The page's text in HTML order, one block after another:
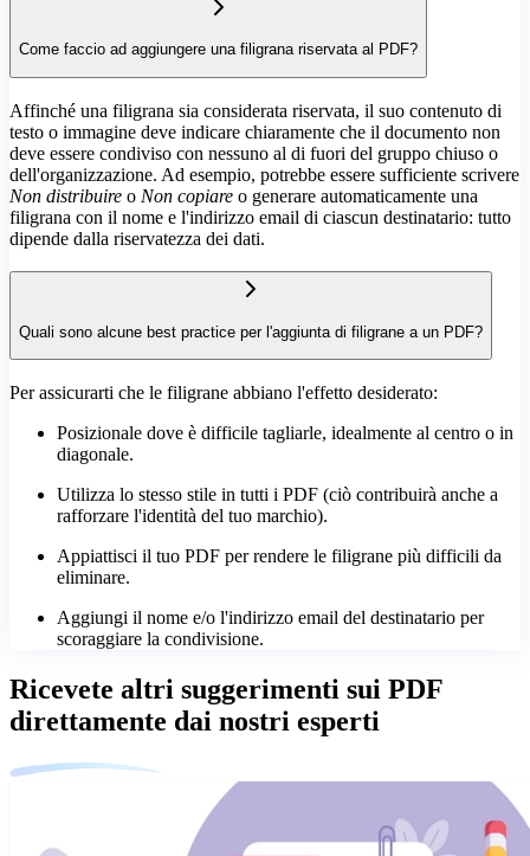
Come faccio ad aggiungere una filigrana riservata al PDF?
Affinché una filigrana sia considerata riservata, il suo contenuto di
testo o immagine deve indicare chiaramente che il documento non
deve essere condiviso con nessuno al di fuori del gruppo chiuso o
dell'organizzazione. Ad esempio, potrebbe essere sufficiente scrivere
Non distribuire o Non copiare o generare automaticamente una
filigrana con il nome e l'indirizzo email di ciascun destinatario: tutto
dipende dalla riservatezza dei dati.
Quali sono alcune best practice per l'aggiunta di filigrane a un PDF?
Per assicurarti che le filigrane abbiano l'effetto desiderato:
Posizionale dove è difficile tagliarle, idealmente al centro o in
diagonale.
Utilizza lo stesso stile in tutti i PDF (ciò contribuirà anche a
rafforzare l'identità del tuo marchio).
Appiattisci il tuo PDF per rendere le filigrane più difficili da
eliminare.
Aggiungi il nome e/o l'indirizzo email del destinatario per
scoraggiare la condivisione.
Ricevete altri suggerimenti sui PDF
direttamente dai nostri esperti